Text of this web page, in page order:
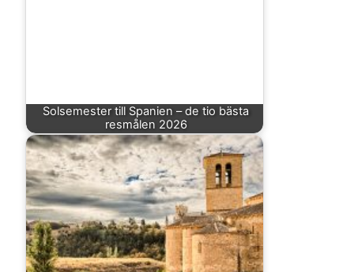
Solsemester till Spanien – de tio bästa
resmålen 2026